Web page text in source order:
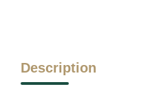
Description